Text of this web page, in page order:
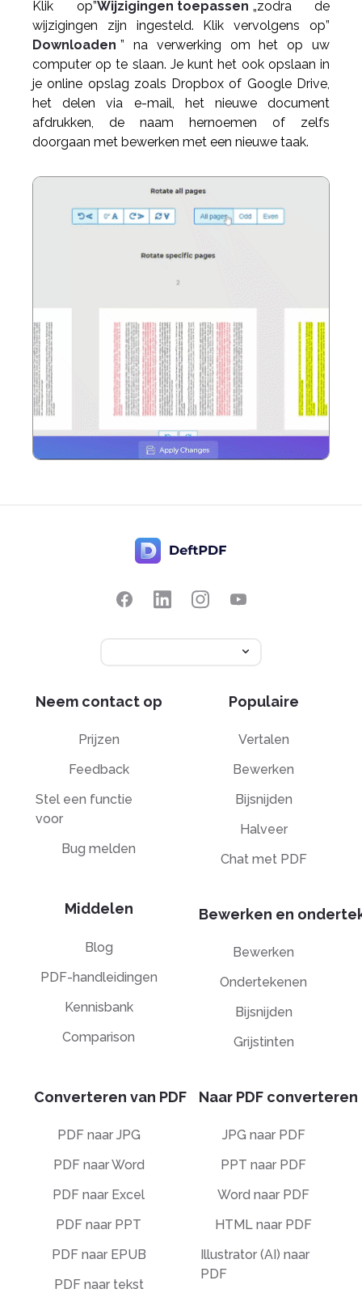
Klik op”Wijzigingen toepassen „zodra de
wijzigingen zijn ingesteld. Klik vervolgens op”
Downloaden ” na verwerking om het op uw
computer op te slaan. Je kunt het ook opslaan in
je online opslag zoals Dropbox of Google Drive,
het delen via e-mail, het nieuwe document
afdrukken, de naam hernoemen of zelfs
doorgaan met bewerken met een nieuwe taak.
Neem contact op
Prijzen
Feedback
Stel een functie
voor
Bug melden
Middelen
Blog
PDF-handleidingen
Kennisbank
Comparison
Populaire
Vertalen
Bewerken
Bijsnijden
Halveer
Chat met PDF
Bewerken en
Bewerken
Ondertekenen
Bijsnijden
Grijstinten
Converteren van PDF
PDF naar JPG
PDF naar Word
PDF naar Excel
PDF naar PPT
PDF naar EPUB
PDF naar tekst
Naar PDF converteren
JPG naar PDF
PPT naar PDF
Word naar PDF
HTML naar PDF
Illustrator (AI) naar
PDF